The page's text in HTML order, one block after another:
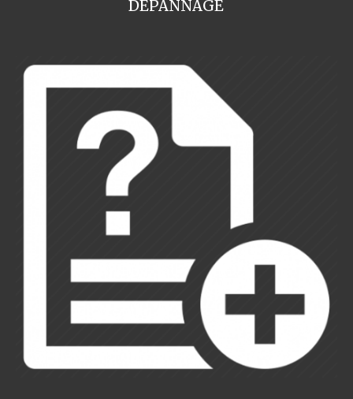
DEPANNAGE